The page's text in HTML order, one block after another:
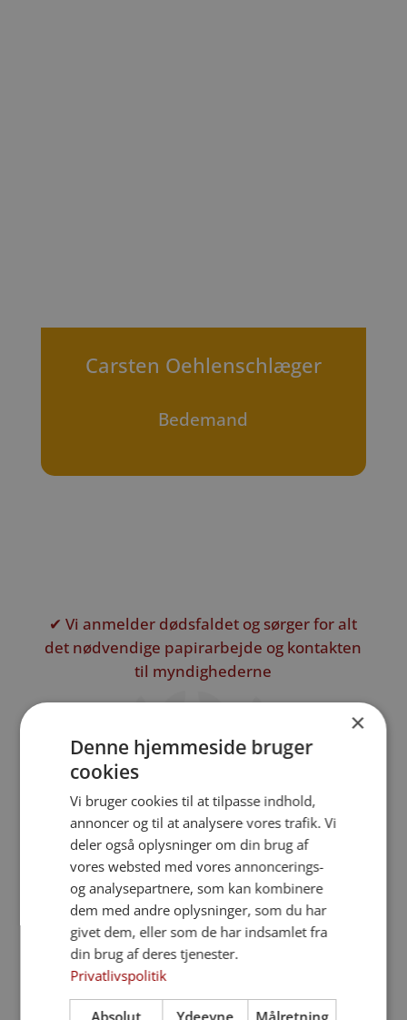
Carsten Oehlenschlæger
Bedemand
✔ Vi anmelder dødsfaldet og sørger for alt
det nødvendige papirarbejde og kontakten
til myndighederne
koordinerer med præsten
✔ Vi rådgiver om valg og udsmykning af
kiste og urne
✔ Vi hjælper med at vælge blomster og
kistepynt – og tilbyder at stå for bestillingen
✔ Vi sørger for rustvognskørsel til og fra
ceremonien
✔ Vi vejleder om alternative afskedsformer
som askespredning og skovbegravelse
×
Denne hjemmeside bruger
cookies
Vi bruger cookies til at tilpasse indhold,
annoncer og til at analysere vores trafik. Vi
deler også oplysninger om din brug af
vores websted med vores annoncerings-
og analysepartnere, som kan kombinere
dem med andre oplysninger, som du har
givet dem, eller som de har indsamlet fra
din brug af deres tjenester.
Privatlivspolitik
Absolut Ydeevne Målretning